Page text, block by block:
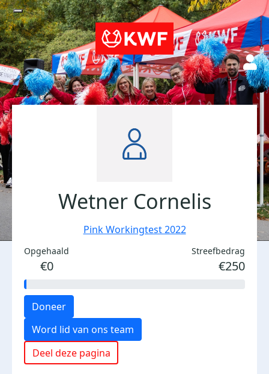
Wetner Cornelis
Pink Workingtest 2022
Opgehaald
€0
Streefbedrag
€250
Doneer
Word lid van ons team
Deel deze pagina